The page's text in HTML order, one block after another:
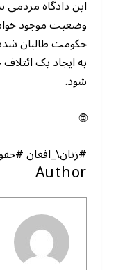
این دادگاه
وضعیت موجود
حکومت طالبان
به ایجاد یک
شود.
🌐
#زنان\_افغان
Author